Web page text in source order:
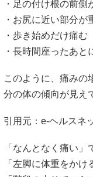
・足の付け根の前側
・お尻に近い部分が
・歩き始めだけ痛む
・長時間座ったあと
このように、痛みの
分の体の傾向が見え
引用元：e-ヘルスネ
「なんとなく痛い」
「左脚に体重をかけ